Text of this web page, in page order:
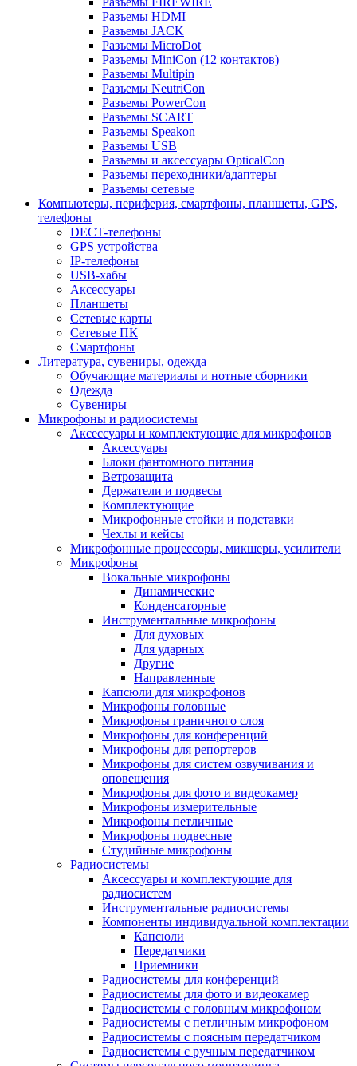
Разъемы HDMI
Разъемы JACK
Разъемы MicroDot
Разъемы MiniCon (12 контактов)
Разъемы Multipin
Разъемы NeutriCon
Разъемы PowerCon
Разъемы SCART
Разъемы Speakon
Разъемы USB
Разъемы и аксессуары OpticalCon
Разъемы переходники/адаптеры
Разъемы сетевые
Компьютеры, периферия, смартфоны, планшеты, GPS,
телефоны
DECT-телефоны
GPS устройства
IP-телефоны
USB-хабы
Аксессуары
Планшеты
Сетевые карты
Сетевые ПК
Смартфоны
Литература, сувениры, одежда
Обучающие материалы и нотные сборники
Одежда
Сувениры
Микрофоны и радиосистемы
Аксессуары и комплектующие для микрофонов
Аксессуары
Блоки фантомного питания
Ветрозащита
Держатели и подвесы
Комплектующие
Микрофонные стойки и подставки
Чехлы и кейсы
Микрофонные процессоры, микшеры, усилители
Микрофоны
Вокальные микрофоны
Динамические
Конденсаторные
Инструментальные микрофоны
Для духовых
Для ударных
Другие
Направленные
Капсюли для микрофонов
Микрофоны головные
Микрофоны граничного слоя
Микрофоны для конференций
Микрофоны для репортеров
Микрофоны для систем озвучивания и
оповещения
Микрофоны для фото и видеокамер
Микрофоны измерительные
Микрофоны петличные
Микрофоны подвесные
Студийные микрофоны
Радиосистемы
Аксессуары и комплектующие для
радиосистем
Инструментальные радиосистемы
Компоненты индивидуальной комплектации
Капсюли
Передатчики
Приемники
Радиосистемы для конференций
Радиосистемы для фото и видеокамер
Радиосистемы с головным микрофоном
Радиосистемы с петличным микрофоном
Радиосистемы с поясным передатчиком
Радиосистемы с ручным передатчиком